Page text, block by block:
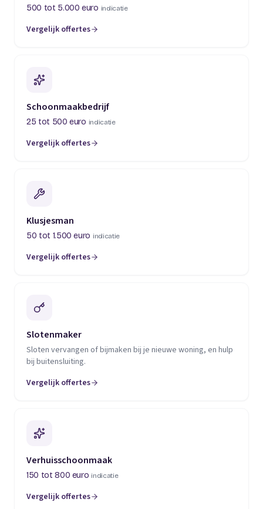
500 tot 5.000 euro indicatie
Vergelijk offertes
(opent in een nieuw tabblad)
Schoonmaakbedrijf
25 tot 500 euro indicatie
Vergelijk offertes
(opent in een nieuw tabblad)
Klusjesman
50 tot 1.500 euro indicatie
Vergelijk offertes
(opent in een nieuw tabblad)
Slotenmaker
Sloten vervangen of bijmaken bij je nieuwe woning, en hulp
bij buitensluiting.
Vergelijk offertes
(opent in een nieuw tabblad)
Verhuisschoonmaak
150 tot 800 euro indicatie
Vergelijk offertes
(opent in een nieuw tabblad)